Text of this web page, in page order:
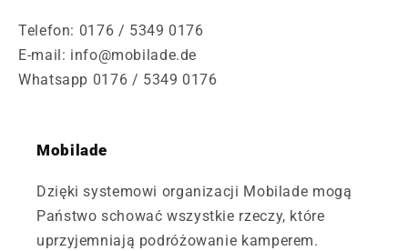
Telefon: 0176 / 5349 0176
E-mail: info@mobilade.de
Whatsapp 0176 / 5349 0176
Mobilade
Dzięki systemowi organizacji Mobilade mogą
Państwo schować wszystkie rzeczy, które
uprzyjemniają podróżowanie kamperem.